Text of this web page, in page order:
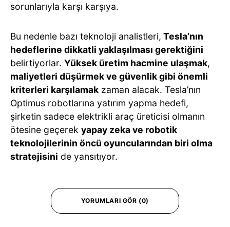
sorunlarıyla karşı karşıya.
Bu nedenle bazı teknoloji analistleri, Tesla’nın
hedeflerine dikkatli yaklaşılması gerektiğini
belirtiyorlar. Yüksek üretim hacmine ulaşmak,
maliyetleri düşürmek ve güvenlik gibi önemli
kriterleri karşılamak zaman alacak. Tesla’nın
Optimus robotlarına yatırım yapma hedefi,
şirketin sadece elektrikli araç üreticisi olmanın
ötesine geçerek yapay zeka ve robotik
teknolojilerinin öncü oyuncularından biri olma
stratejisini de yansıtıyor.
YORUMLARI GÖR (0)